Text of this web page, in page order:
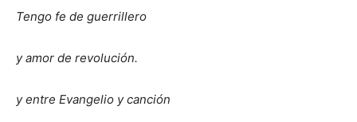
Tengo fe de guerrillero
y amor de revolución.
y entre Evangelio y canción